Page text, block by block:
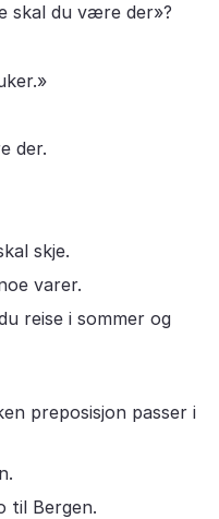
skal du være der»?
der.
skje.
varer.
reise i sommer og
preposisjon passer i
til Bergen.